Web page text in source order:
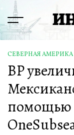
Перейти
содержимому
Menu
ОПУБЛИКОВАНО
В
СЕВЕРНАЯ АМЕРИКА
BP
помощью